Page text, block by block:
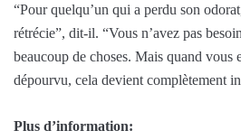
“Pour quelqu’un qui a perdu son
rétrécie”, dit-il. “Vous n’avez pas
beaucoup de choses. Mais quand vous
dépourvu, cela devient complètement
Plus d’information: